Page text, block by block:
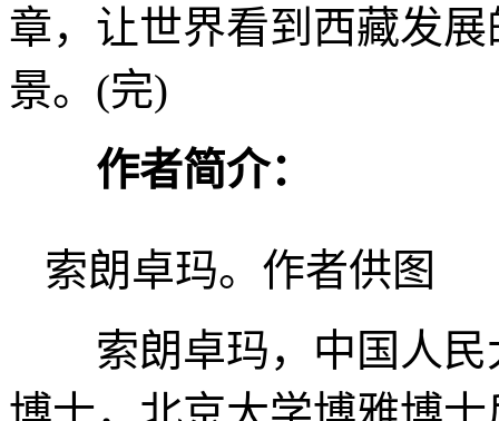
章，让世界看到西藏发
景。(完)
作者简介：
索朗卓玛。作者供图
索朗卓玛，中国人